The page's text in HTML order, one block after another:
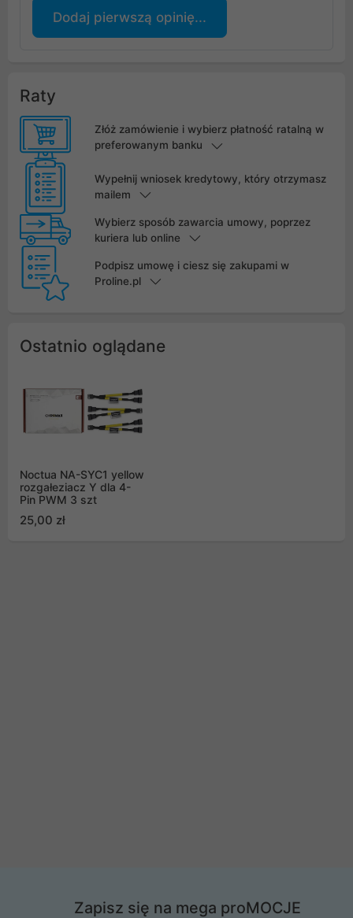
Dodaj pierwszą opinię...
Raty
Złóż zamówienie i wybierz płatność ratalną w
preferowanym banku
Wypełnij wniosek kredytowy, który otrzymasz
mailem
Wybierz sposób zawarcia umowy, poprzez
kuriera lub online
Podpisz umowę i ciesz się zakupami w
Proline.pl
Ostatnio oglądane
Noctua NA-SYC1 yellow
rozgałeziacz Y dla 4-
Pin PWM 3 szt
25,00 zł
Zapisz się na mega proMOCJE